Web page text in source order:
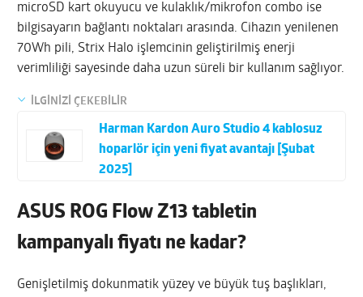
microSD kart okuyucu ve kulaklık/mikrofon combo ise
bilgisayarın bağlantı noktaları arasında. Cihazın yenilenen
70Wh pili, Strix Halo işlemcinin geliştirilmiş enerji
verimliliği sayesinde daha uzun süreli bir kullanım sağlıyor.
İLGİNİZİ ÇEKEBİLİR
Harman Kardon Auro Studio 4 kablosuz
hoparlör için yeni fiyat avantajı [Şubat
2025]
ASUS ROG Flow Z13 tabletin
kampanyalı fiyatı ne kadar?
Genişletilmiş dokunmatik yüzey ve büyük tuş başlıkları,